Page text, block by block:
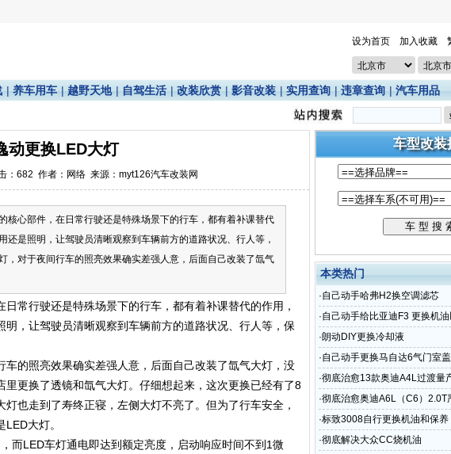
设为首页 加入收藏
|养车用车 |越野天地 |自驾生活 |改装欣赏 |影音改装 |实用查询 |违章查询 |汽车用品
动更换LED大灯
： 682 作者：网络 来源：myt126汽车改装网
核心部件，在日常行驶还是特殊场景下的行车，都有着补课替代
还是照明，让驾驶员清晰观察到车辆前方的道路状况、行人等，
，对于夜间行车的照亮效果确实差强人意，后面自己改装了氙气
常行驶还是特殊场景下的行车，都有着补课替代的作用，
，让驾驶员清晰观察到车辆前方的道路状况、行人等，保
的照亮效果确实差强人意，后面自己改装了氙气大灯，没
更换了透镜和氙气大灯。仔细想起来，这次更换已经有了8
也走到了寿终正寝，左侧大灯不亮了。但为了行车安全，
大灯。
而LED车灯通电即达到额定亮度，启动响应时间不到1微
本类热门
·自己动手哈弗H2换空调滤芯
·自己动手给比亚迪F3 更换机
达
·朗动DIY更换冷却液
·自己动手更换马自达6气门室盖
·彻底治愈13款奥迪A4L过渡量
·彻底治愈奥迪A6L（C6）2.0T
·标致3008自行更换机油和保养
·彻底解决大众CC烧机油